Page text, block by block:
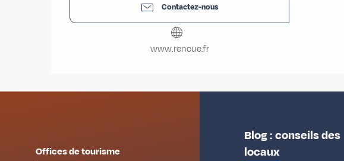
Contactez-nous
www.renoue.fr
Offices de tourisme
Blog : conseils des
locaux